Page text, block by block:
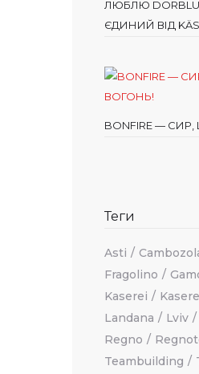
ЛЮБЛЮ
ЄДИНИЙ ВІД
BONFIRE —
Теги
Asti
Fragolino
Kaserei
Landana
Lviv
Regno
Teambuilding